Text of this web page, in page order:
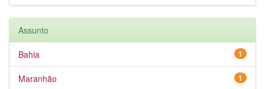
Assunto
1
Bahia
1
Maranhão